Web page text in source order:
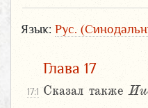
Язык: Рус.
Глава 17
17:1 Сказал также